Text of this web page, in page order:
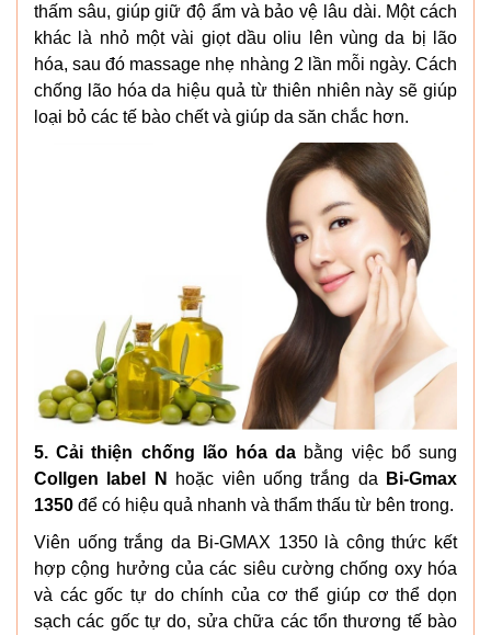
thấm sâu, giúp giữ độ ẩm và bảo vệ lâu dài. Một cách
khác là nhỏ một vài giọt dầu oliu lên vùng da bị lão
hóa, sau đó massage nhẹ nhàng 2 lần mỗi ngày. Cách
chống lão hóa da hiệu quả từ thiên nhiên này sẽ giúp
loại bỏ các tế bào chết và giúp da săn chắc hơn.
5. Cải thiện chống lão hóa da bằng việc bổ sung
Collgen label N
hoặc viên uống trắng da
Bi-Gmax
1350 để có hiệu quả nhanh và thẩm thấu từ bên trong.
Viên uống trắng da Bi-GMAX 1350 là công thức kết
hợp cộng hưởng của các siêu cường chống oxy hóa
và các gốc tự do chính của cơ thể giúp cơ thể dọn
sạch các gốc tự do, sửa chữa các tổn thương tế bào